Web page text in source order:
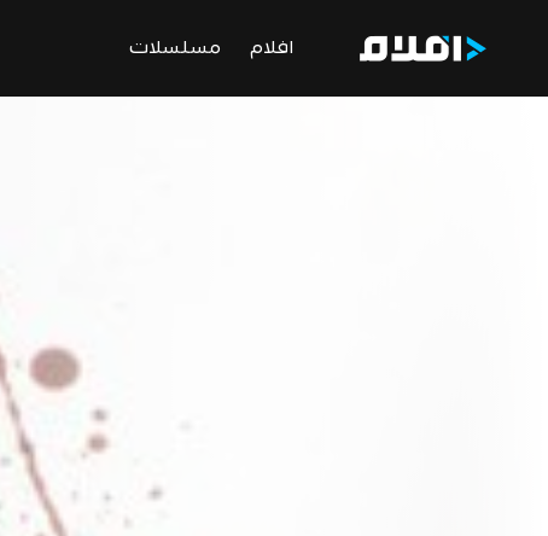
افلام مسلسلات